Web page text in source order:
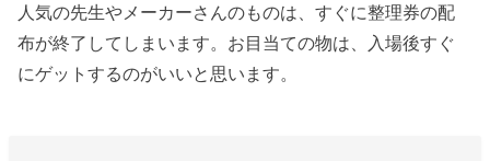
人気の先生やメーカーさんのものは、すぐに整理券の配
布が終了してしまいます。お目当ての物は、入場後すぐ
にゲットするのがいいと思います。